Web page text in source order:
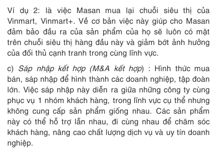
Ví dụ 2: là việc Masan mua lại chuỗi siêu thị của
Vinmart, Vinmart+. Về cơ bản việc này giúp cho Masan
đảm bảo đầu ra của sản phẩm của họ sẽ luôn có mặt
trên chuỗi siêu thị hàng đầu này và giảm bớt ảnh hưởng
của đối thủ cạnh tranh trong cùng lĩnh vực.
c) Sáp nhập kết hợp (M&A kết hợp) : Hình thức mua
bán, sáp nhập để hình thành các doanh nghiệp, tập đoàn
lớn. Việc sáp nhập này diễn ra giữa những công ty cùng
phục vụ 1 nhóm khách hàng, trong lĩnh vực cụ thể nhưng
không cung cấp sản phẩm giống nhau. Các sản phẩm
này có thể hỗ trợ lẫn nhau, đi cùng nhau để chăm sóc
khách hàng, nâng cao chất lượng dịch vụ và uy tín doanh
nghiệp.